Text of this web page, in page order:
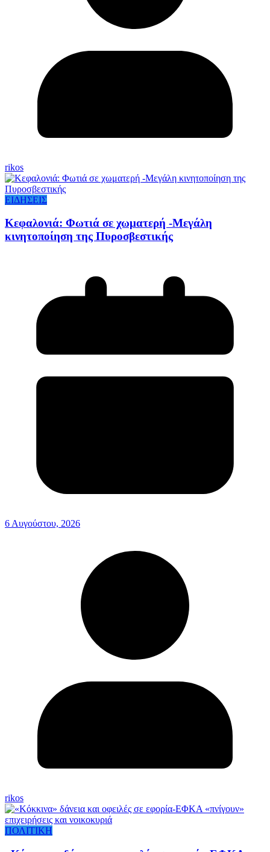
rikos
ΕΙΔΗΣΕΙΣ
Κεφαλονιά: Φωτιά σε χωματερή -Μεγάλη
κινητοποίηση της Πυροσβεστικής
6 Αυγούστου, 2026
rikos
ΠΟΛΙΤΙΚΗ